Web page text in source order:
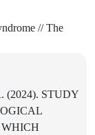
// The
(2024). STUDY